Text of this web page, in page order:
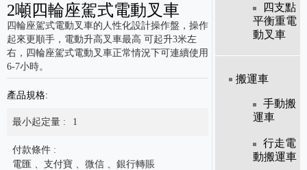
2噸四輪座駕式電動叉車
四輪座駕式電動叉車的人性化設計操作盤，操作
起來更順手，電動升高叉車最高 可起升3米左
右，四輪座駕式電動叉車正常情況下可連續使用
6-7小時。
產品規格:
最小起定量 : 1
付款條件 :
電匯 、支付寶 、微信 、銀行轉賬
四支點
平衡重電
動叉車
搬運車
手動搬
運車
行走電
動搬運車